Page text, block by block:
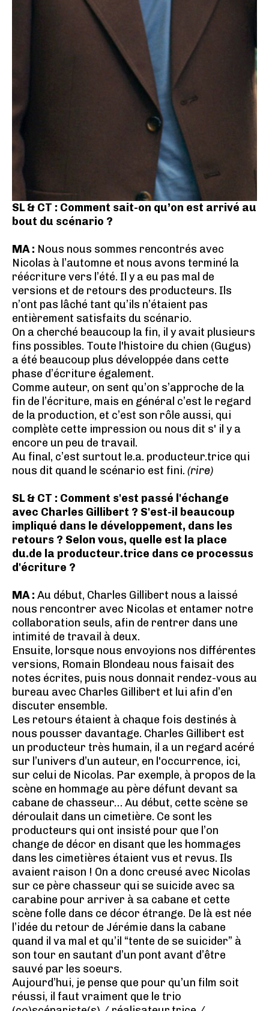
SL & CT : Comment sait-on qu’on est arrivé au
bout du scénario ?
MA : Nous nous sommes rencontrés avec
Nicolas à l’automne et nous avons terminé la
réécriture vers l’été. Il y a eu pas mal de
versions et de retours des producteurs. Ils
n’ont pas lâché tant qu’ils n’étaient pas
entièrement satisfaits du scénario.
On a cherché beaucoup la fin, il y avait plusieurs
fins possibles. Toute l'histoire du chien (Gugus)
a été beaucoup plus développée dans cette
phase d’écriture également.
Comme auteur, on sent qu’on s’approche de la
fin de l’écriture, mais en général c’est le regard
de la production, et c’est son rôle aussi, qui
complète cette impression ou nous dit s' il y a
encore un peu de travail.
Au final, c’est surtout le.a. producteur.trice qui
nous dit quand le scénario est fini. (rire)
SL & CT : Comment s'est passé l'échange
avec Charles Gillibert ? S'est-il beaucoup
impliqué dans le développement, dans les
retours ? Selon vous, quelle est la place
du.de la producteur.trice dans ce processus
d'écriture ?
MA : Au début, Charles Gillibert nous a laissé
nous rencontrer avec Nicolas et entamer notre
collaboration seuls, afin de rentrer dans une
intimité de travail à deux.
Ensuite, lorsque nous envoyions nos différentes
versions, Romain Blondeau nous faisait des
notes écrites, puis nous donnait rendez-vous au
bureau avec Charles Gillibert et lui afin d’en
discuter ensemble.
Les retours étaient à chaque fois destinés à
nous pousser davantage. Charles Gillibert est
un producteur très humain, il a un regard acéré
sur l’univers d’un auteur, en l'occurrence, ici,
sur celui de Nicolas. Par exemple, à propos de la
scène en hommage au père défunt devant sa
cabane de chasseur… Au début, cette scène se
déroulait dans un cimetière. Ce sont les
producteurs qui ont insisté pour que l’on
change de décor en disant que les hommages
dans les cimetières étaient vus et revus. Ils
avaient raison ! On a donc creusé avec Nicolas
sur ce père chasseur qui se suicide avec sa
carabine pour arriver à sa cabane et cette
scène folle dans ce décor étrange. De là est née
l’idée du retour de Jérémie dans la cabane
quand il va mal et qu’il “tente de se suicider” à
son tour en sautant d’un pont avant d’être
sauvé par les soeurs.
Aujourd’hui, je pense que pour qu’un film soit
réussi, il faut vraiment que le trio